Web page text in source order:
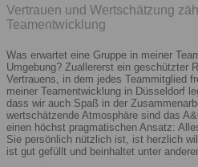
Vertrauen und Wertschätzung
Teamentwicklung
Was erwartet eine Gruppe in meiner
Umgebung? Zuallererst ein geschützter
Vertrauens, in dem jedes Teammitglied
meiner Teamentwicklung in Düsseldorf
dass wir auch Spaß in der
wertschätzende Atmosphäre sind das
einen höchst pragmatischen Ansatz:
Sie persönlich nützlich ist, ist herzlich
ist gut gefüllt und beinhaltet unter